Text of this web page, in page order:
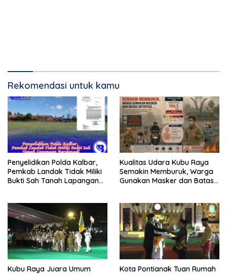
Rekomendasi untuk kamu
Penyelidikan Polda Kalbar,
Pemkab Landak Tidak Miliki
Bukti Sah Tanah Lapangan
Kualitas Udara Kubu Raya
Semakin Memburuk, Warga
Gunakan Masker dan Batasi
Kubu Raya Juara Umum
Kota Pontianak Tuan Rumah